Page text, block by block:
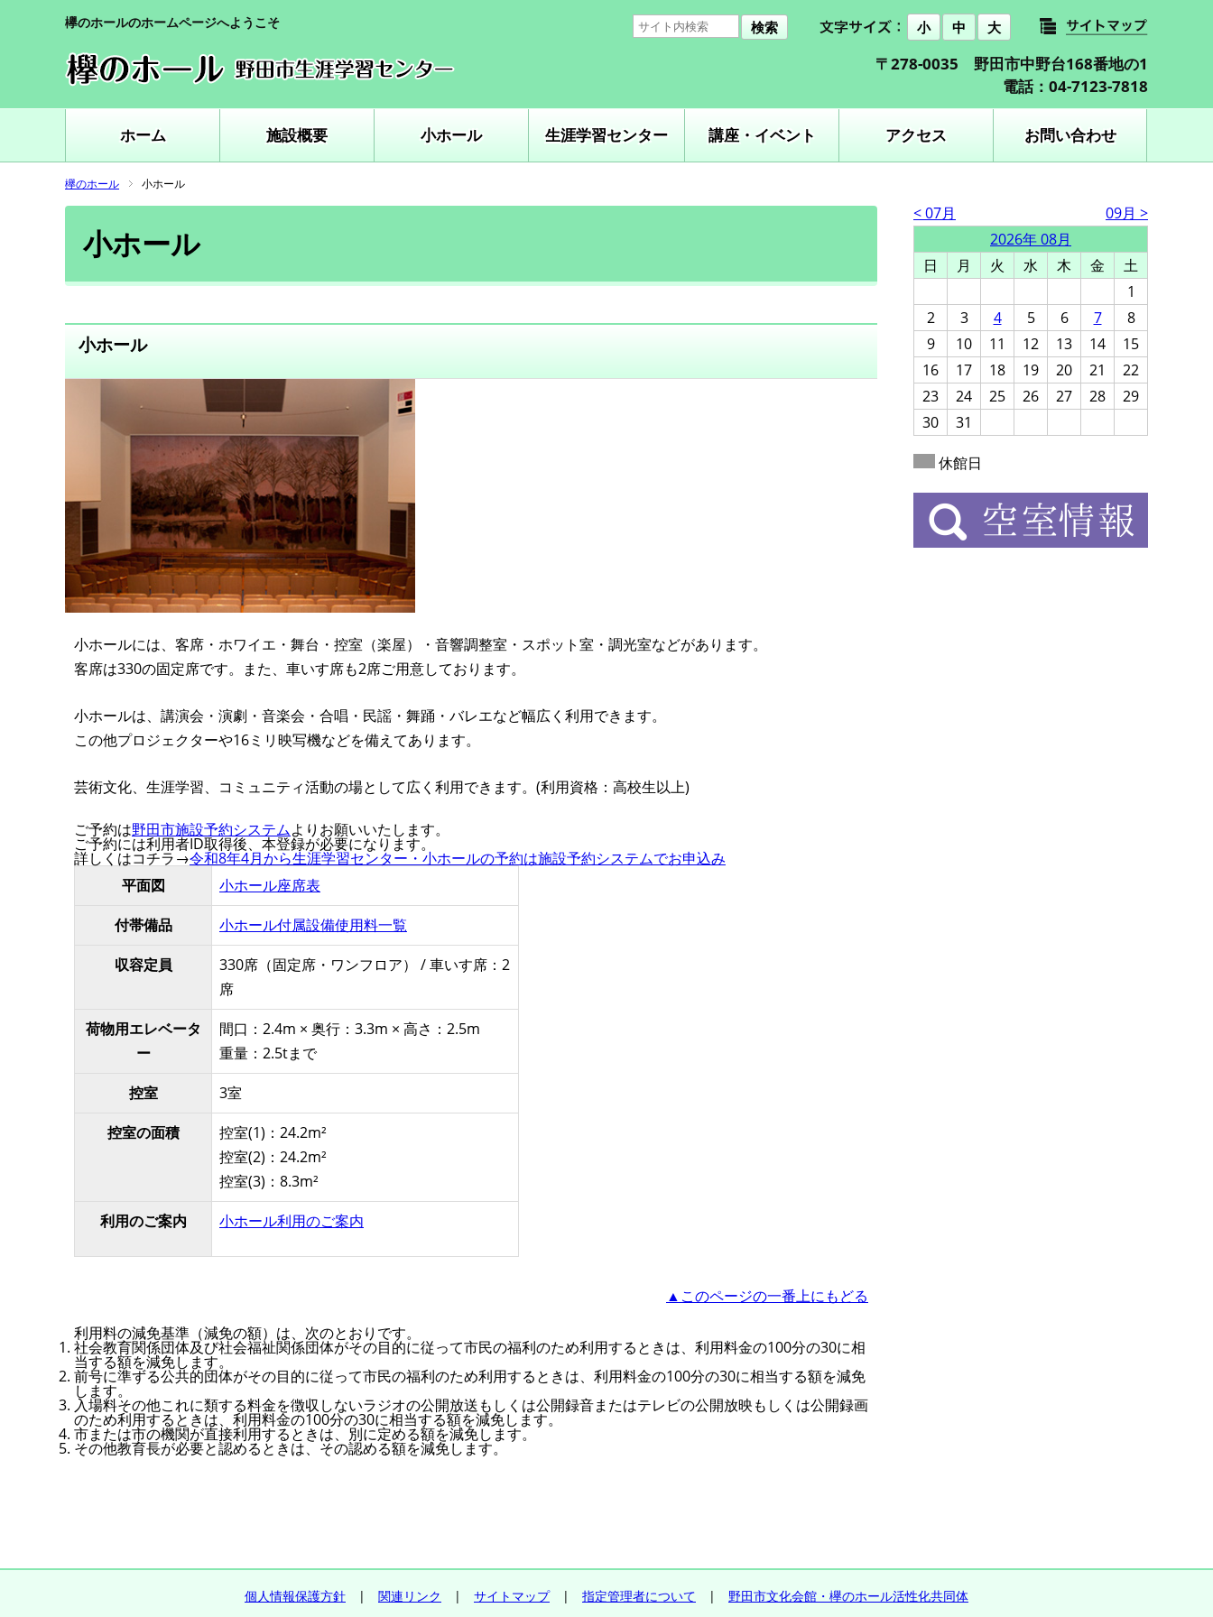
欅のホールのホームページへようこそ 小 中 大
検索
〒278-0035 野田市中野台168番地の1
電話：04-7123-7818
ホーム 施設概要 小ホール 生涯学習センター 講座・イベント アクセス お問い合わせ
欅のホール 小ホール
小ホール
小ホール
小ホールには、客席・ホワイエ・舞台・控室（楽屋）・音響調整室・スポット室・調光室などがあります。
客席は330の固定席です。また、車いす席も2席ご用意しております。
小ホールは、講演会・演劇・音楽会・合唱・民謡・舞踊・バレエなど幅広く利用できます。
この他プロジェクターや16ミリ映写機などを備えてあります。
芸術文化、生涯学習、コミュニティ活動の場として広く利用できます。(利用資格：高校生以上)
ご予約は野田市施設予約システムよりお願いいたします。
ご予約には利用者ID取得後、本登録が必要になります。
詳しくはコチラ→令和8年4月から生涯学習センター・小ホールの予約は施設予約システムでお申込み
平面図
小ホール座席表
付帯備品
小ホール付属設備使用料一覧
収容定員
330席（固定席・ワンフロア） / 車いす席：2
席
荷物用エレベータ
ー
間口：2.4m × 奥行：3.3m × 高さ：2.5m
重量：2.5tまで
控室
3室
控室の面積
控室(1)：24.2m²
控室(2)：24.2m²
控室(3)：8.3m²
利用のご案内
小ホール利用のご案内
▲このページの一番上にもどる
利用料の減免基準（減免の額）は、次のとおりです。
社会教育関係団体及び社会福祉関係団体がその目的に従って市民の福利のため利用するときは、利用料金の100分の30に相
当する額を減免します。
前号に準ずる公共的団体がその目的に従って市民の福利のため利用するときは、利用料金の100分の30に相当する額を減免
します。
入場料その他これに類する料金を徴収しないラジオの公開放送もしくは公開録音またはテレビの公開放映もしくは公開録画
のため利用するときは、利用料金の100分の30に相当する額を減免します。
市または市の機関が直接利用するときは、別に定める額を減免します。
その他教育長が必要と認めるときは、その認める額を減免します。
< 07月
09月 >
2026年 08月
日
月 火 水 木 金
土
1
2
3 4 5 6 7
8
9
10 11 12 13 14
15
16
17 18 19 20 21
22
23
24 25 26 27 28
29
30
31
休館日
個人情報保護方針 | 関連リンク | サイトマップ| 指定管理者について | 野田市文化会館・欅のホール活性化共同体